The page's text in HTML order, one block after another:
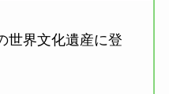
世界文化遺産に登